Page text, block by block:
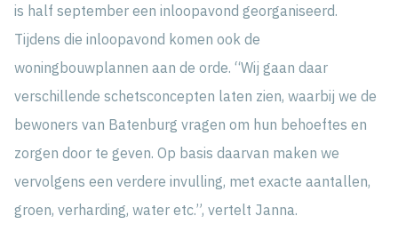
is half september een inloopavond georganiseerd.
Tijdens die inloopavond komen ook de
woningbouwplannen aan de orde. “Wij gaan daar
verschillende schetsconcepten laten zien, waarbij we de
bewoners van Batenburg vragen om hun behoeftes en
zorgen door te geven. Op basis daarvan maken we
vervolgens een verdere invulling, met exacte aantallen,
groen, verharding, water etc.”, vertelt Janna.